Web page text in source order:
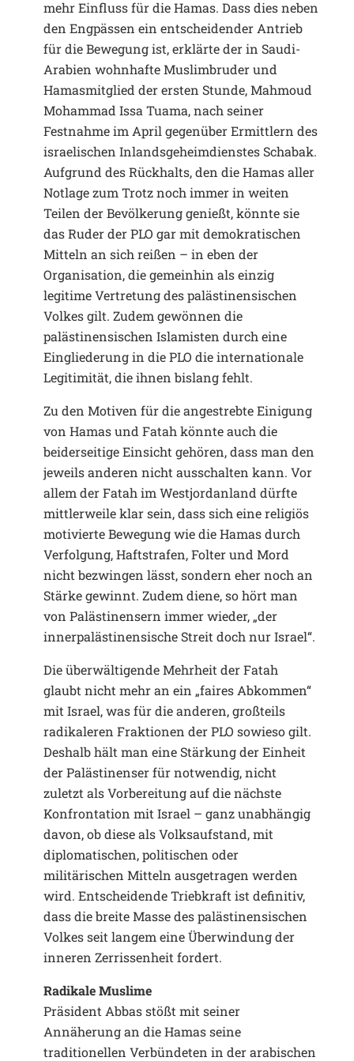
mehr Einfluss für die Hamas. Dass dies neben
den Engpässen ein entscheidender Antrieb
für die Bewegung ist, erklärte der in Saudi-
Arabien wohnhafte Muslimbruder und
Hamasmitglied der ersten Stunde, Mahmoud
Mohammad Issa Tuama, nach seiner
Festnahme im April gegenüber Ermittlern des
israelischen Inlandsgeheimdienstes Schabak.
Aufgrund des Rückhalts, den die Hamas aller
Notlage zum Trotz noch immer in weiten
Teilen der Bevölkerung genießt, könnte sie
das Ruder der PLO gar mit demokratischen
Mitteln an sich reißen – in eben der
Organisation, die gemeinhin als einzig
legitime Vertretung des palästinensischen
Volkes gilt. Zudem gewönnen die
palästinensischen Islamisten durch eine
Eingliederung in die PLO die internationale
Legitimität, die ihnen bislang fehlt.
Zu den Motiven für die angestrebte Einigung
von Hamas und Fatah könnte auch die
beiderseitige Einsicht gehören, dass man den
jeweils anderen nicht ausschalten kann. Vor
allem der Fatah im Westjordanland dürfte
mittlerweile klar sein, dass sich eine religiös
motivierte Bewegung wie die Hamas durch
Verfolgung, Haftstrafen, Folter und Mord
nicht bezwingen lässt, sondern eher noch an
Stärke gewinnt. Zudem diene, so hört man
von Palästinensern immer wieder, „der
innerpalästinensische Streit doch nur Israel“.
Die überwältigende Mehrheit der Fatah
glaubt nicht mehr an ein „faires Abkommen“
mit Israel, was für die anderen, großteils
radikaleren Fraktionen der PLO sowieso gilt.
Deshalb hält man eine Stärkung der Einheit
der Palästinenser für notwendig, nicht
zuletzt als Vorbereitung auf die nächste
Konfrontation mit Israel – ganz unabhängig
davon, ob diese als Volksaufstand, mit
diplomatischen, politischen oder
militärischen Mitteln ausgetragen werden
wird. Entscheidende Triebkraft ist definitiv,
dass die breite Masse des palästinensischen
Volkes seit langem eine Überwindung der
inneren Zerrissenheit fordert.
Radikale Muslime
Präsident Abbas stößt mit seiner
Annäherung an die Hamas seine
traditionellen Verbündeten in der arabischen